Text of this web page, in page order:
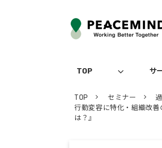
TOP サ
TOP セミナー
行動変容に特化・組織改
は？』